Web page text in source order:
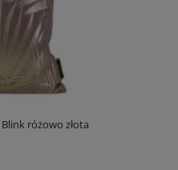
różowo złota